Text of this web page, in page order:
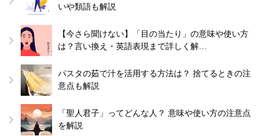
いや類語も解説
【今さら聞けない】「目の当たり」の意味や使い方
は？言い換え・英語表現まで詳しく解…
パスタの茹で汁を活用する方法は？ 捨てるときの注
意点も解説
「聖人君子」ってどんな人？ 意味や使い方の注意点
を解説